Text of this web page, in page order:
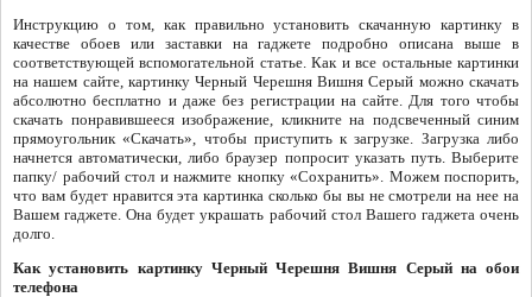
Инструкцию о том, как правильно установить скачанную картинку в
качестве обоев или заставки на гаджете подробно описана выше в
соответствующей вспомогательной статье. Как и все остальные картинки
на нашем сайте, картинку Черный Черешня Вишня Серый можно скачать
абсолютно бесплатно и даже без регистрации на сайте. Для того чтобы
скачать понравившееся изображение, кликните на подсвеченный синим
прямоугольник «Скачать», чтобы приступить к загрузке. Загрузка либо
начнется автоматически, либо браузер попросит указать путь. Выберите
папку/ рабочий стол и нажмите кнопку «Сохранить». Можем поспорить,
что вам будет нравится эта картинка сколько бы вы не смотрели на нее на
Вашем гаджете. Она будет украшать рабочий стол Вашего гаджета очень
долго.
Как установить картинку Черный Черешня Вишня Серый на обои
телефона